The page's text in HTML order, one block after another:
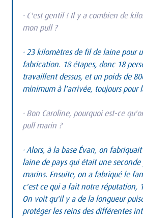
· C'est gentil ! Il y a combien de
mon pull ?
· 23 kilomètres de fil de laine pour
fabrication. 18 étapes, donc 18
travaillent dessus, et un poids de
minimum à l'arrivée, toujours pour
· Bon Caroline, pourquoi est-ce
pull marin ?
· Alors, à la base Évan, on
laine de pays qui était une seconde
marins. Ensuite, on a fabriqué le
c'est ce qui a fait notre réputation,
On voit qu'il y a de la longueur
protéger les reins des différentes